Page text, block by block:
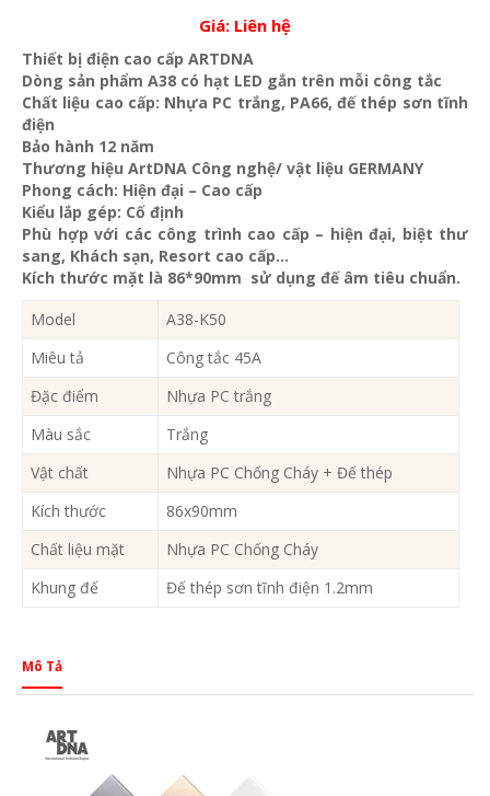
Giá: Liên hệ
Thiết bị điện cao cấp ARTDNA
Dòng sản phẩm A38 có hạt LED gắn trên mỗi công tắc
Chất liệu cao cấp: Nhựa PC trắng, PA66, đế thép sơn tĩnh
điện
Bảo hành 12 năm
Thương hiệu ArtDNA Công nghệ/ vật liệu GERMANY
Phong cách: Hiện đại – Cao cấp
Kiểu lắp gép: Cố định
Phù hợp với các công trình cao cấp – hiện đại, biệt thư
sang, Khách sạn, Resort cao cấp…
Kích thước mặt là 86*90mm sử dụng đế âm tiêu chuẩn.
Model
A38-K50
Miêu tả
Công tắc 45A
Đặc điểm
Nhựa PC trắng
Màu sắc
Trắng
Vật chất
Nhựa PC Chống Cháy + Đế thép
Kích thước
86x90mm
Chất liệu mặt
Nhựa PC Chống Cháy
Khung đế
Đế thép sơn tĩnh điện 1.2mm
Mô Tả